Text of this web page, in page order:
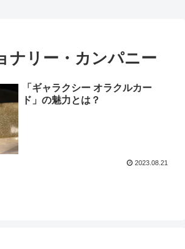
ナリー・カンパニー
「ギャラクシー オラクルカー
ド」の魅力とは？
2023.08.21